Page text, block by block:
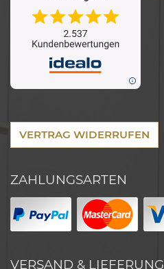
VERTRAG WIDERRUFEN
ZAHLUNGSARTEN
VERSAND & LIEFERUNG